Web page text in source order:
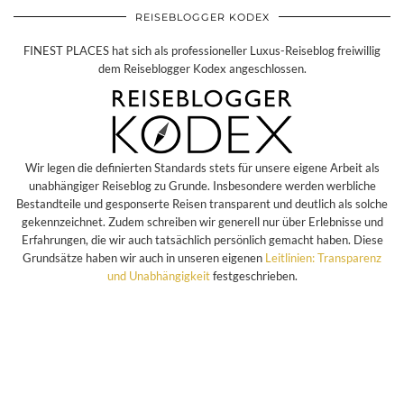
REISEBLOGGER KODEX
FINEST PLACES hat sich als professioneller Luxus-Reiseblog freiwillig
dem Reiseblogger Kodex angeschlossen.
Wir legen die definierten Standards stets für unsere eigene Arbeit als
unabhängiger Reiseblog zu Grunde. Insbesondere werden werbliche
Bestandteile und gesponserte Reisen transparent und deutlich als solche
gekennzeichnet. Zudem schreiben wir generell nur über Erlebnisse und
Erfahrungen, die wir auch tatsächlich persönlich gemacht haben. Diese
Grundsätze haben wir auch in unseren eigenen Leitlinien: Transparenz
und Unabhängigkeitfestgeschrieben.